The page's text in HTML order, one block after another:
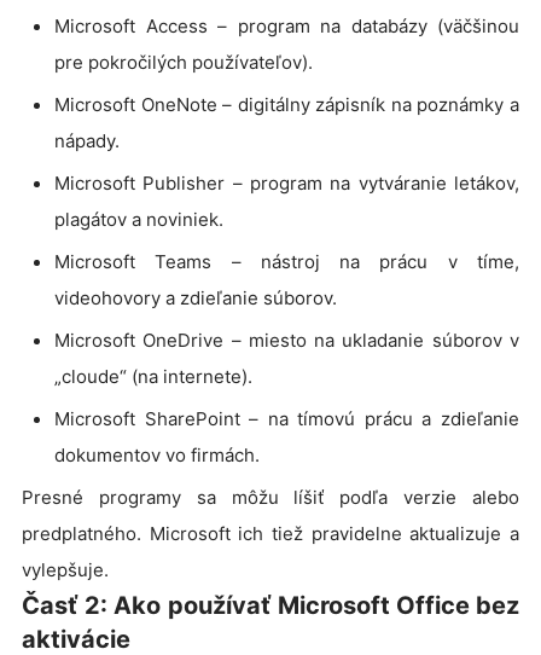
Microsoft Access – program na databázy (väčšinou
pre pokročilých používateľov).
Microsoft OneNote – digitálny zápisník na poznámky a
nápady.
Microsoft Publisher – program na vytváranie letákov,
plagátov a noviniek.
Microsoft Teams – nástroj na prácu v tíme,
videohovory a zdieľanie súborov.
Microsoft OneDrive – miesto na ukladanie súborov v
„cloude“ (na internete).
Microsoft SharePoint – na tímovú prácu a zdieľanie
dokumentov vo firmách.
Presné programy sa môžu líšiť podľa verzie alebo
predplatného. Microsoft ich tiež pravidelne aktualizuje a
vylepšuje.
Časť 2: Ako používať Microsoft Office bez
aktivácie